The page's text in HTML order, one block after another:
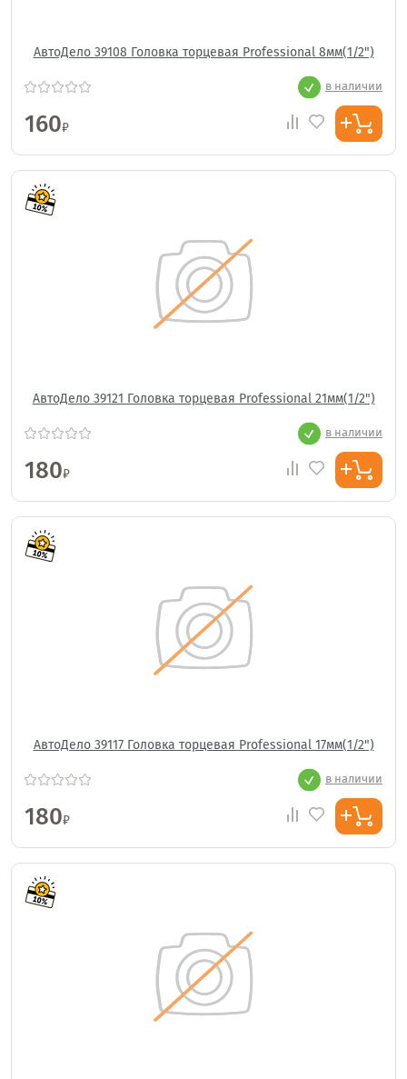
АвтоДело 39108 Головка торцевая Professional 8мм(1/2")
в наличии
160₽
АвтоДело 39121 Головка торцевая Professional 21мм(1/2")
в наличии
180₽
АвтоДело 39117 Головка торцевая Professional 17мм(1/2")
в наличии
180₽